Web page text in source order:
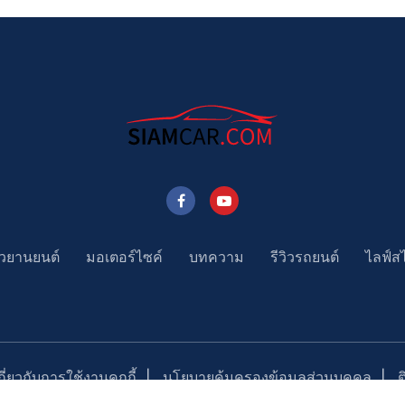
ยานยนต์ มอเตอร์ไซค์ บทความ รีวิวรถยนต์ ไลฟ์ส
ยวกับการใช้งานคุกกี้ นโยบายคุ้มครองข้อมูลส่วนบุคคล